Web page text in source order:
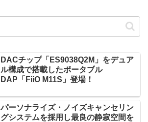
DACチップ「ES9038Q2M」をデュア
ル構成で搭載したポータブル
DAP「FiiO M11S」登場！
パーソナライズ・ノイズキャンセリン
グシステムを採用し最良の静寂空間を